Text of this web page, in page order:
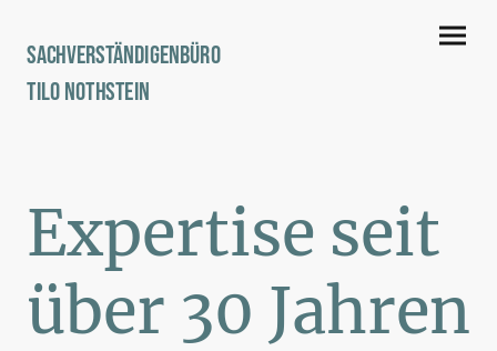
Sachverständigenbüro
Tilo Nothstein
Expertise seit
über 30 Jahren